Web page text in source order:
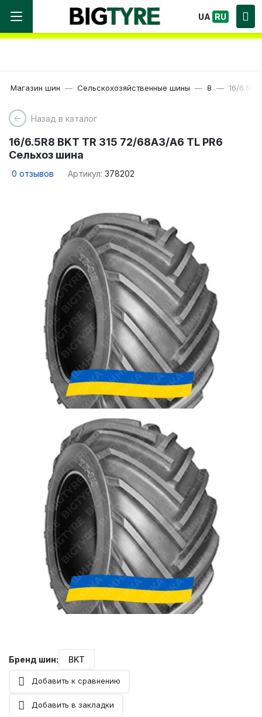
Мы работаем! Большой выбор Шин, быстрая
доставка по Украине!
UA RU
Магазин шин Сельскохозяйственные шины 8 16/
Назад в каталог
16/6.5R8 BKT TR 315 72/68A3/A6 TL PR6
Сельхоз шина
0 отзывов Артикул: 378202
Бренд шин: BKT
Добавить к сравнению
Добавить в закладки